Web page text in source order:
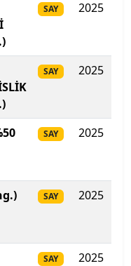
Türk-Kazak
SAY 2025
SAY 2025
SAY 2025
SAY 2025
SAY 2025